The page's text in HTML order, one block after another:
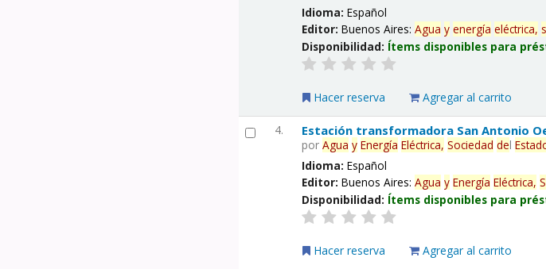
Idioma:Español
Editor:Buenos Aires:Agua y energía eléctrica,
Disponibilidad: Ítems disponibles para
Hacer reserva Agregar al carrito
4. Estación transformadora San Antonio
porAgua y Energía Eléctrica, Sociedad del
Idioma:Español
Editor:Buenos Aires:Agua y Energía Eléctrica,
Disponibilidad: Ítems disponibles para
Hacer reserva Agregar al carrito